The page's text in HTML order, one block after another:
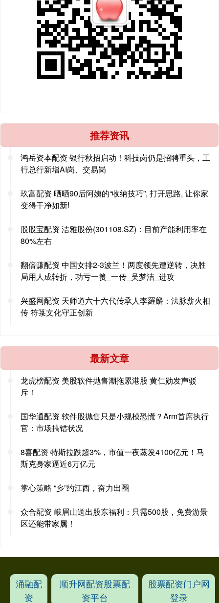
推荐资讯
鸿岳资本配资 银行秋招启动！科技岗仍是招聘重头，工
行总行新增AI岗、交易岗
玖富配资 晒晒90后阿姨的“收纳技巧”, 打开思路, 让你家
变得干净如新!
股股宝配资 洁雅股份(301108.SZ)：目前产能利用率在
80%左右
翻倍赚配资 中国女排2-3波兰！两度领先遭逆转，决胜
局用人成转折，功亏一篑_一传_吴梦洁_进攻
兴盛网配资 天师道六十六代传承人李羅麟：法脉薪火相
传 符箓文化守正创新
最新文章
龙虎榜配资 美股软件抛售潮拖累港股 黄仁勋发声驳
斥！
国华通配资 软件股抛售只是小规模恐慌？Arm首席执行
官：市场搞错状况
8喜配资 特斯拉跌超3%，市值一夜蒸发4100亿元！马
斯克身家逼近6万亿元
掌心策略 “乡”约江西，奋力出圈
众合配资 峨眉山送出股东福利：只需500股，免费游景
区还能带家属！
涌融配
资
顺升网配资股票配
资平台
股票配资门户网
登录